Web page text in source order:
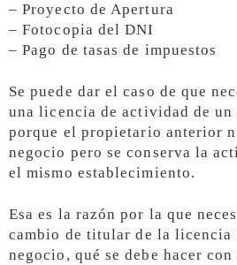
– Proyecto de Apertura
– Fotocopia del DNI
– Pago de tasas de impuestos
Se puede dar el caso de que
una licencia de actividad de
porque el propietario anterior
negocio pero se conserva la
el mismo establecimiento.
Esa es la razón por la que
cambio de titular de la licencia
negocio, qué se debe hacer